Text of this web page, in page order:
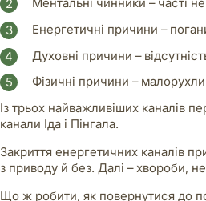
Енергетичні причини –
Духовні причини –
Фізичні причини –
Із трьох найважливіших каналів
канали Іда і Пінгала.
Закриття енергетичних каналів
з приводу й без. Далі – хвороби,
Що ж робити, як повернутися до